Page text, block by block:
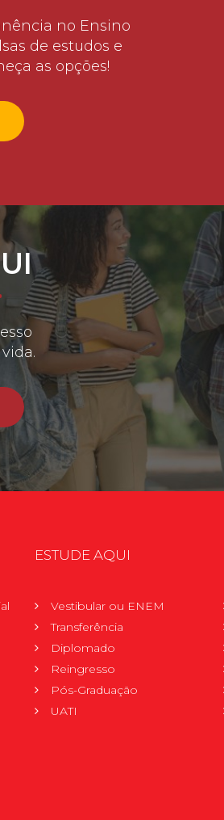
no Ensino
de estudos e
as opções!
ESTUDE AQUI
Vestibular ou ENEM
Transferência
Diplomado
Reingresso
Pós-Graduação
UATI